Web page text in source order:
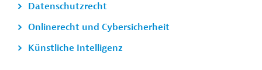
Datenschutzrecht
Onlinerecht und Cybersicherheit
Künstliche Intelligenz